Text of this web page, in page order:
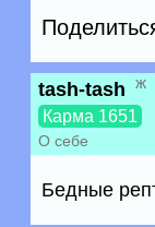
tash-tash ж
Карма 1651
О себе
Бедные